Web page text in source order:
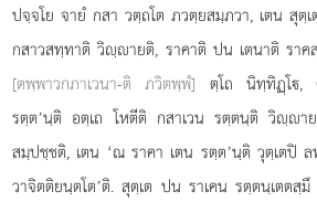
ปจฺจโย จายํ กสา วตฺถโต ภวตฺยสมฺภวา, เตน สุตฺ
กสาวสทฺทาติ วิฺายติ, ราคาติ ปน เตนาติ ราค
[ตพฺพาวกภาเวนา-ติ ภวิตพฺพํ] ตฺโถ นิทฺทิฏฺโ,
รตฺต’นฺติ อตฺเถ โหตีติ กสาเวน รตฺตนฺติ วิฺา
สมฺปชฺชติ, เตน ‘ณ ราคา เตน รตฺต’นฺติ วุตฺเตปิ
วาจิตติยนฺตโต’ติ. สุตฺเต ปน ราเคน รตฺตนฺเตตสฺ